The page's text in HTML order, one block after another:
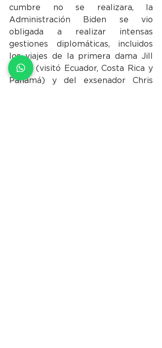
cumbre no se realizara, la
Administración Biden se vio
obligada a realizar intensas
gestiones diplomáticas, incluidos
los viajes de la primera dama Jill
Biden (visitó Ecuador, Costa Rica y
Panamá) y del exsenador Chris